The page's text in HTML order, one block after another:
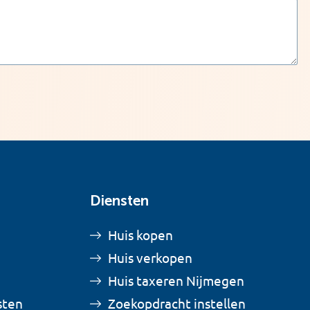
Diensten
Huis kopen
Huis verkopen
Huis taxeren Nijmegen
Zoekopdracht instellen